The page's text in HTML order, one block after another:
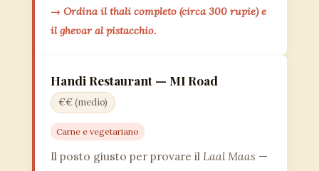
→ Ordina il thali completo (circa 300 rupie) e
il ghevar al pistacchio.
Handi Restaurant — MI Road
€€ (medio)
Carne e vegetariano
Il posto giusto per provare il Laal Maas —